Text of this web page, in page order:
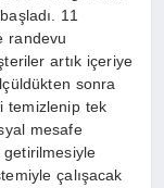
11
randevu
artık içeriye
sonra
temizlenip tek
mesafe
getirilmesiyle
çalışacak